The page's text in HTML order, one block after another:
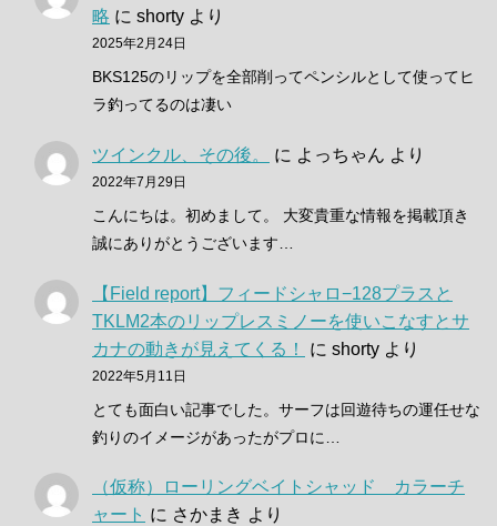
略 に shorty より
2025年2月24日
BKS125のリップを全部削ってペンシルとして使ってヒ
ラ釣ってるのは凄い
ツインクル、その後。 に よっちゃん より
2022年7月29日
こんにちは。初めまして。 大変貴重な情報を掲載頂き
誠にありがとうございます…
【Field report】フィードシャロ−128プラスと
TKLM2本のリップレスミノーを使いこなすとサ
カナの動きが見えてくる！
に shorty より
2022年5月11日
とても面白い記事でした。サーフは回遊待ちの運任せな
釣りのイメージがあったがプロに…
（仮称）ローリングベイトシャッド カラーチ
ャート に さかまき より